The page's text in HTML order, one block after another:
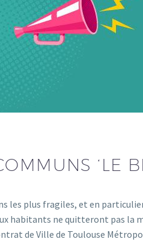
‘LE
les plus fragiles, et en
habitants ne quitteront pas la
de Ville de Toulouse